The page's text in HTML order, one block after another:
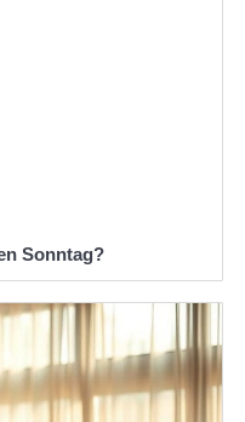
Sonntag?